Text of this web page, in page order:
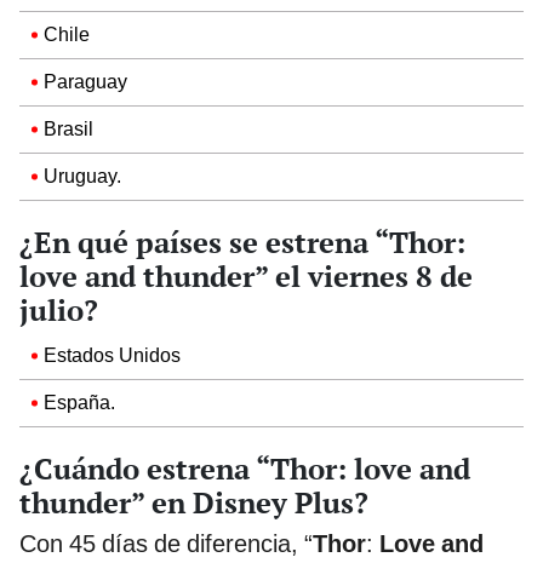
Chile
Paraguay
Brasil
Uruguay.
¿En qué países se estrena “Thor:
love and thunder” el viernes 8 de
julio?
Estados Unidos
España.
¿Cuándo estrena “Thor: love and
thunder” en Disney Plus?
Con 45 días de diferencia, “Thor: Love and